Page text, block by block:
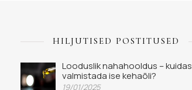
HILJUTISED POSTITUSED
Looduslik nahahooldus – kuidas
valmistada ise kehaõli?
19/01/2025